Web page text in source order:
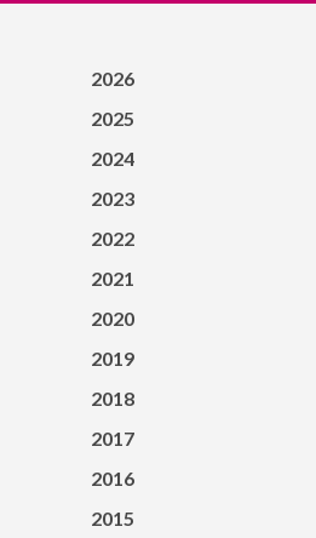
2026
2025
2024
2023
2022
2021
2020
2019
2018
2017
2016
2015